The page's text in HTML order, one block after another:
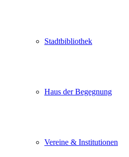
Stadtbibliothek
Haus der Begegnung
Vereine & Institutionen